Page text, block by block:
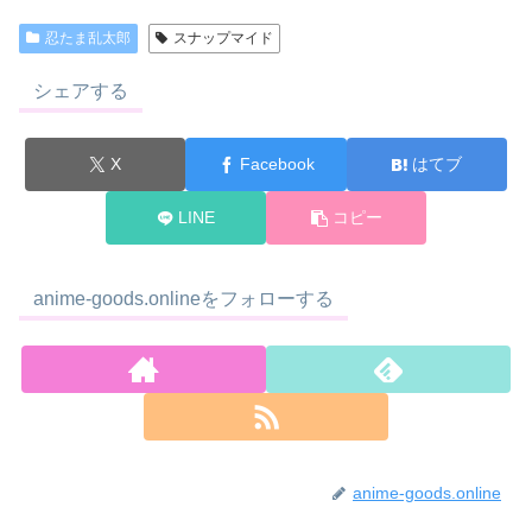
忍たま乱太郎 スナップマイド
シェアする
X Facebook はてブ
LINE コピー
anime-goods.onlineをフォローする
anime-goods.online